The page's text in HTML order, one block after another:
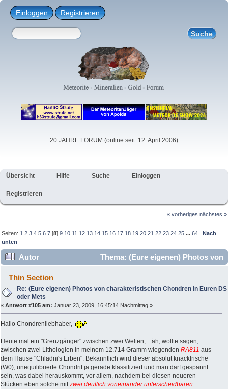
Einloggen Registrieren
20 JAHRE FORUM (online seit: 12. April 2006)
Übersicht Hilfe Suche Einloggen
Registrieren
« vorheriges nächstes »
Seiten: 1 2 3 4 5 6 7 [8]9 10 11 12 13 14 15 16 17 18 19 20 21 22 23 24 25 ...64
Nach
unten
Autor
Thema: (Eure eigenen) Photos von
charakteristischen Chondren in Euren DS oder Mets
(Gelesen 347285 mal)
Thin Section
Re: (Eure eigenen) Photos von charakteristischen Chondren in Euren DS
oder Mets
« Antwort #105 am: Januar 23, 2009, 16:45:14 Nachmittag »
Hallo Chondrenliebhaber,
Heute mal ein "Grenzgänger" zwischen zwei Welten, ...äh, wollte sagen,
zwischen zwei Lithologien in meinem 12.714 Gramm wiegenden RA811 aus
dem Hause "Chladni's Erben". Bekanntlich wird dieser absolut knackfrische
(W0), unequilibrierte Chondrit ja gerade klassifiziert und man darf gespannt
sein, was dabei herauskommt, vor allem, nachdem bei diesen neueren
Stücken eben solche mitzwei deutlich voneinander unterscheidbaren